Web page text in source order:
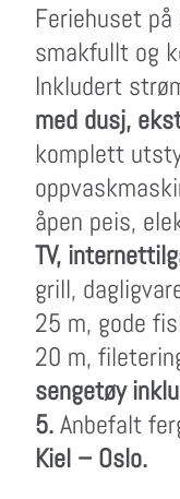
Feriehuset
smakfullt og
Inkludert
med dusj,
komplett
åpen peis,
TV,
grill,
25 m, gode
20 m,
sengetøy
5.Anbefalt
Kiel – Oslo.